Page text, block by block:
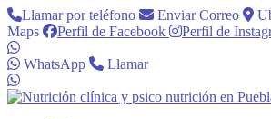
Llamar por teléfono Enviar Correo
Maps
Perfil de Facebook Perfil de
WhatsApp Llamar